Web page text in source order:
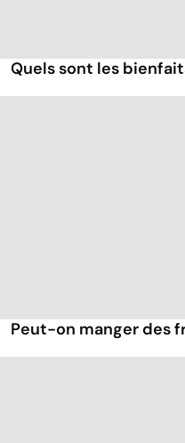
Quels sont les
Peut-on manger des